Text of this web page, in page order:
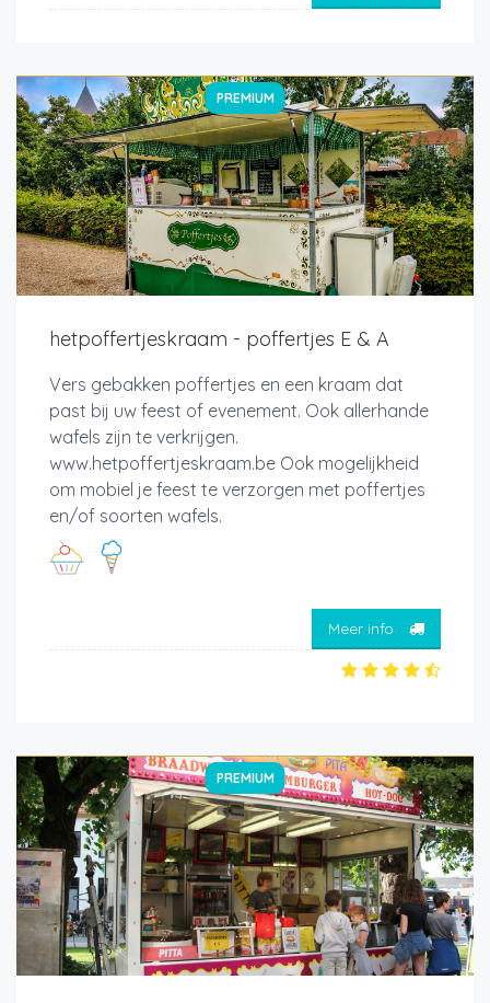
PREMIUM
hetpoffertjeskraam - poffertjes E & A
Vers gebakken poffertjes en een kraam dat
past bij uw feest of evenement. Ook allerhande
wafels zijn te verkrijgen.
www.hetpoffertjeskraam.be Ook mogelijkheid
om mobiel je feest te verzorgen met poffertjes
en/of soorten wafels.
Meer info
PREMIUM